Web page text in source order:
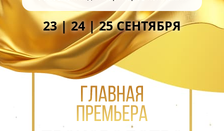
23 | 24 | 25 СЕНТЯБРЯ
Я соглашаюсь сполитикой защиты
персональных данных
ОТПРАВИТЬ
Наша служба поддержкиработает
с 5:00 до 15:00 мск,
кроме выходных
и праздничныхдней.